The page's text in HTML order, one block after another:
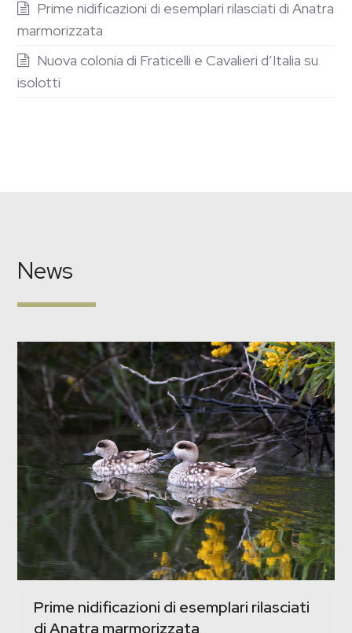
Prime nidificazioni di esemplari rilasciati di Anatra
marmorizzata
Nuova colonia di Fraticelli e Cavalieri d’Italia su
isolotti
News
Prime nidificazioni di esemplari rilasciati
di Anatra marmorizzata